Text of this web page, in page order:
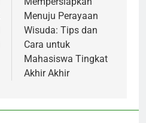
Menuju Perayaan
Wisuda: Tips dan
Cara untuk
Mahasiswa Tingkat
Akhir Akhir